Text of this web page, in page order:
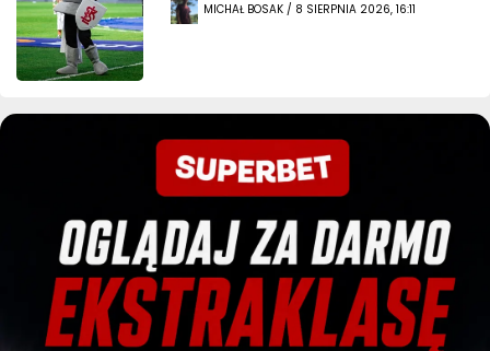
MICHAŁ BOSAK / 8 SIERPNIA 2026, 16:11